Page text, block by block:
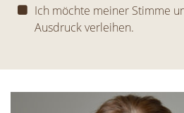
Ich möchte meiner Stimme
Ausdruck verleihen.